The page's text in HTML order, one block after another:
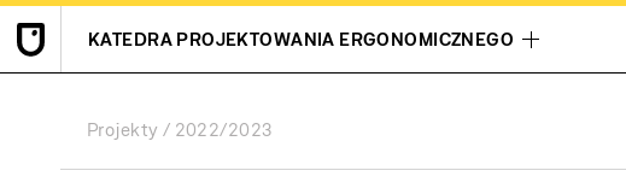
KATEDRA PROJEKTOWANIA ERGONOMICZNEGO
Projekty 2022/2023